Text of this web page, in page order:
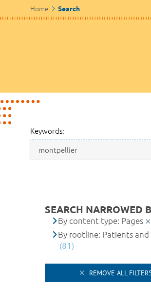
Home Search
Keywords:
SEARCH NARROWED
By content type: Pages
By rootline: Patients and
(81)
REMOVE ALL